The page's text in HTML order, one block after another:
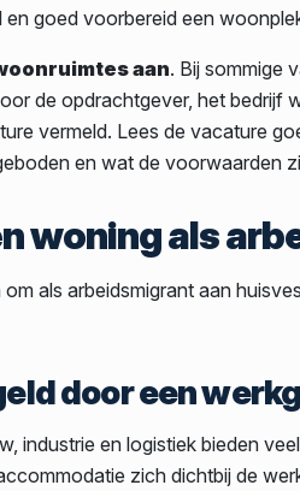
en goed voorbereid een
aan. Bij sommige
de opdrachtgever, het bedrijf
vermeld. Lees de vacature
en wat de voorwaarden
woning als
als arbeidsmigrant aan
door een
industrie en logistiek bieden
zich dichtbij de